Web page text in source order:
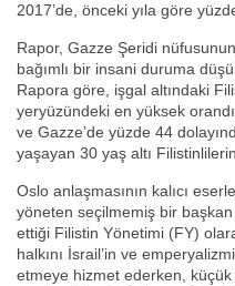
2017’de, önceki yıla göre
Rapor, Gazze Şeridi
bağımlı bir insani duruma
Rapora göre, işgal altındaki
yeryüzündeki en yüksek
ve Gazze’de yüzde 44
yaşayan 30 yaş altı
Oslo anlaşmasının kalıcı
yöneten seçilmemiş bir
ettiği Filistin Yönetimi (FY)
halkını İsrail’in ve
etmeye hizmet ederken, küçük